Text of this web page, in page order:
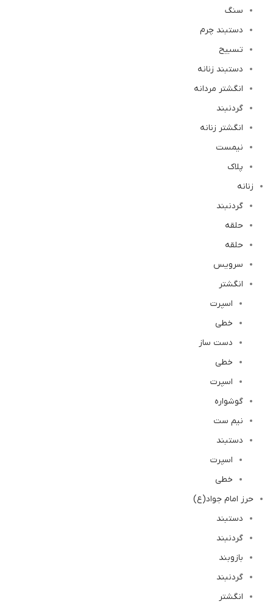
سنگ
دستبند چرم
تسبیح
دستبند زنانه
انگشتر مردانه
گردنبند
انگشتر زنانه
نیمست
پلاک
زنانه
گردنبند
حلقه
حلقه
سرویس
انگشتر
اسپرت
خطی
دست ساز
خطی
اسپرت
گوشواره
نیم ست
دستبند
اسپرت
خطی
حرز امام جواد(ع)
دستبند
گردنبند
بازوبند
گردنبند
انگشتر